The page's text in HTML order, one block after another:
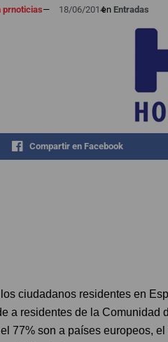
— 18/06/2014en Entradas
Compartir en Facebook
ciudadanos residentes en
a residentes de la Comunidad
77% son a países europeos,